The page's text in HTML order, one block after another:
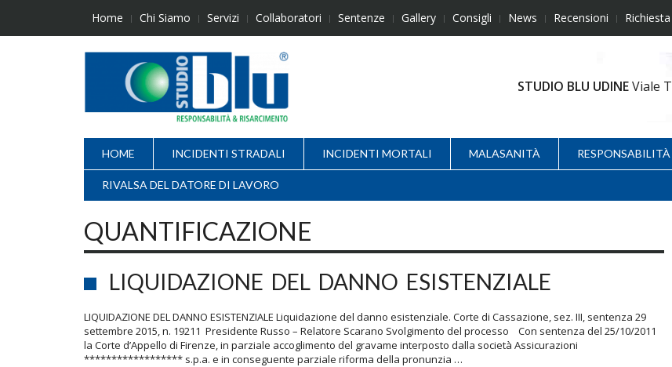
content
Home Chi Siamo Servizi Collaboratori Sentenze Gallery Consigli News Recensioni
STUDIO BLU UDINEViale
HOME INCIDENTI STRADALI INCIDENTI MORTALI MALASANITÀ
RIVALSA DEL DATORE DI LAVORO
QUANTIFICAZIONE
LIQUIDAZIONE DEL DANNO ESISTENZIALE
LIQUIDAZIONE DEL DANNO ESISTENZIALE Liquidazione del danno esistenziale. Corte di Cassazione, sez. III, sentenza 29
settembre 2015, n. 19211 Presidente Russo – Relatore Scarano Svolgimento del processo Con sentenza del 25/10/2011
la Corte d’Appello di Firenze, in parziale accoglimento del gravame interposto dalla società Assicurazioni
****************** s.p.a. e in conseguente parziale riforma della pronunzia …